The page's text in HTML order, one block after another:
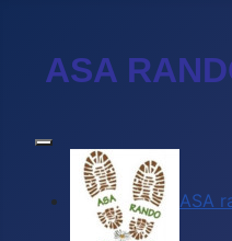
ASA
ASA